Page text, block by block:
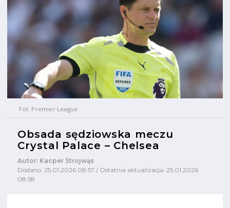
Fot. Premier League
Obsada sędziowska meczu
Crystal Palace – Chelsea
Autor: Kacper Strojwąs
Dodano: 25.01.2026 08:57 / Ostatnia aktualizacja: 25.01.2026
08:58